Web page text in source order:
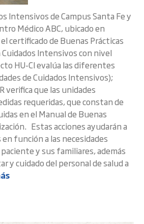
Intensivos de Campus Santa Fe y
Médico ABC, ubicado en
certificado de Buenas Prácticas
Intensivos con nivel
HU-CI evalúa las diferentes
de Cuidados Intensivos);
verifica que las unidades
requeridas, que constan de
en el Manual de Buenas
Estas acciones ayudarán a
función a las necesidades
y sus familiares, además
y cuidado del personal de salud a